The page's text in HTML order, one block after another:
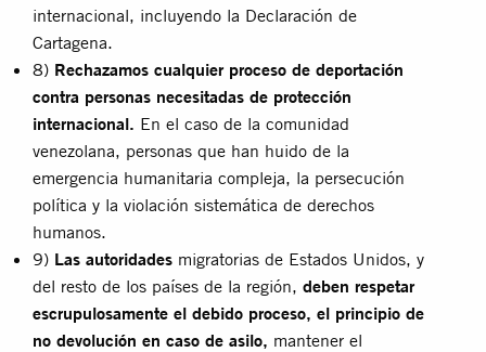
internacional, incluyendo la Declaración de
Cartagena.
8) Rechazamos cualquier proceso de deportación
contra personas necesitadas de protección
internacional. En el caso de la comunidad
venezolana, personas que han huido de la
emergencia humanitaria compleja, la persecución
política y la violación sistemática de derechos
humanos.
9) Las autoridades migratorias de Estados Unidos, y
del resto de los países de la región, deben respetar
escrupulosamente el debido proceso, el principio de
no devolución en caso de asilo, mantener el